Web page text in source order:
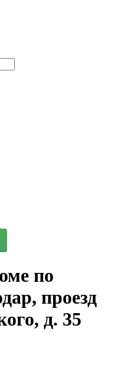
по
проезд
д. 35